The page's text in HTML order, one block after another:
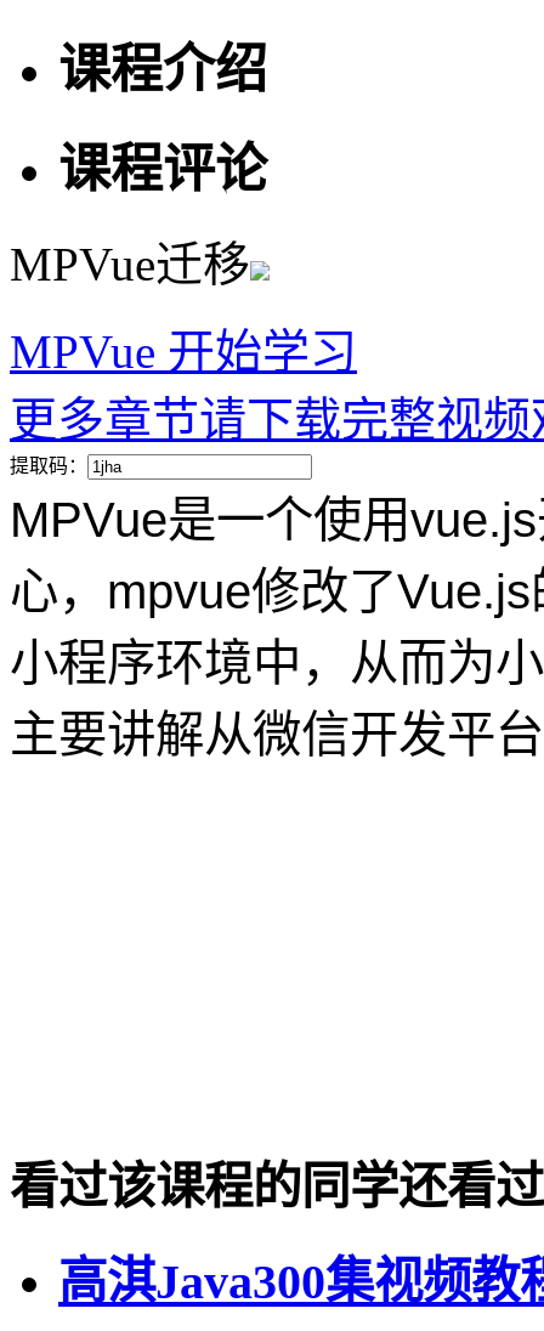
课程介绍
课程评论
MPVue迁移
MPVue 开始学习
更多章节请下载完整视
提取码：
MPVue是一个使用
心，mpvue修改了
小程序环境中，从而为
主要讲解从微信开发平
看过该课程的同学还看过
高淇Java300集视频教